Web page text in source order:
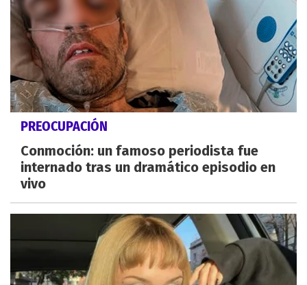
PREOCUPACIÓN
Conmoción: un famoso periodista fue
internado tras un dramático episodio en
vivo